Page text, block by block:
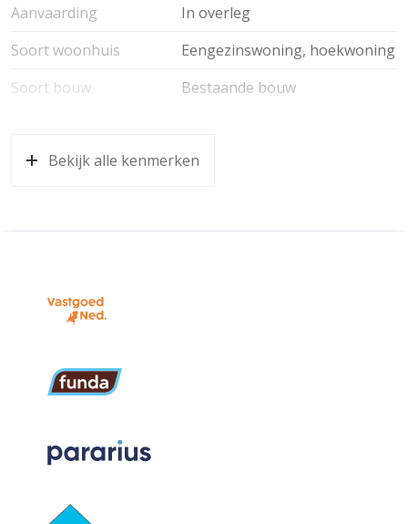
Aanvaarding
In overleg
Soort woonhuis
Eengezinswoning, hoekwoning
Soort bouw
Bestaande bouw
Oppervlakten en inhoud
Aantal kamers
Energie
Energielabel
Bekijk alle kenmerken